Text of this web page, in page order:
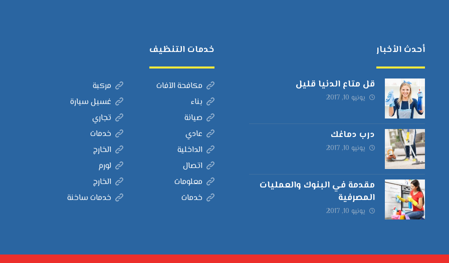
أحدث الأخبار
قل متاع الدنيا قليل
يونيو 10, 2017
درب دماغك
يونيو 10, 2017
مقدمة في البنوك والعمليات
المصرفية
يونيو 10, 2017
خدمات التنظيف
مكافحة الآفات
مركبة
بناء
غسيل سيارة
صيانة
تجاري
عادي
خدمات
الداخلية
الخارج
اتصال
لورم
معلومات
الخارج
خدمات
خدمات ساخنة